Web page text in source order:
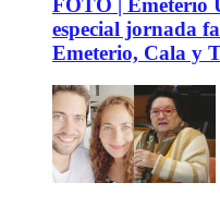
especial jornada
Emeterio, Cala y